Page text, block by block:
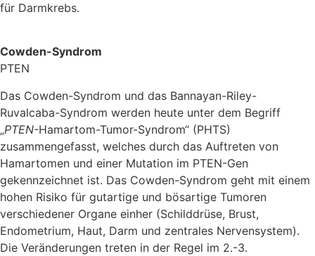
für Darmkrebs.
Cowden-Syndrom
PTEN
Das Cowden-Syndrom und das Bannayan-Riley-
Ruvalcaba-Syndrom werden heute unter dem Begriff
„PTEN-Hamartom-Tumor-Syndrom“ (PHTS)
zusammengefasst, welches durch das Auftreten von
Hamartomen und einer Mutation im PTEN-Gen
gekennzeichnet ist. Das Cowden-Syndrom geht mit einem
hohen Risiko für gutartige und bösartige Tumoren
verschiedener Organe einher (Schilddrüse, Brust,
Endometrium, Haut, Darm und zentrales Nervensystem).
Die Veränderungen treten in der Regel im 2.-3.